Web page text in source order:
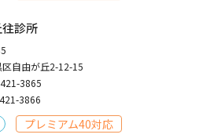
診所
自由が丘2-12-15
3865
3866
プレミアム40対応